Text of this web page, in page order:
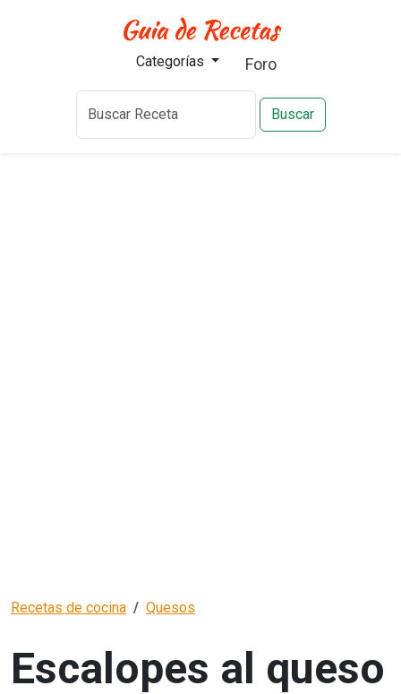
Categorías Foro
Buscar
Recetas de cocina Quesos
Escalopes al queso